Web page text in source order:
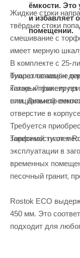
ёмкости. Это
и избавляет
помещении.
Жидкие стоки
твёрдые стоки
смешивание с
имеет мерную
В комплекте с 25-
биоразлагаемые
Также к туалету
специальной
Туалет оснащён
который
ним. Диаметр
отверстие в
Требуется
зависимости от
Торфяной туалет
эксплуатации в
временных
песочный гранит,
Rostok ECO
450 мм. Это
подходит для